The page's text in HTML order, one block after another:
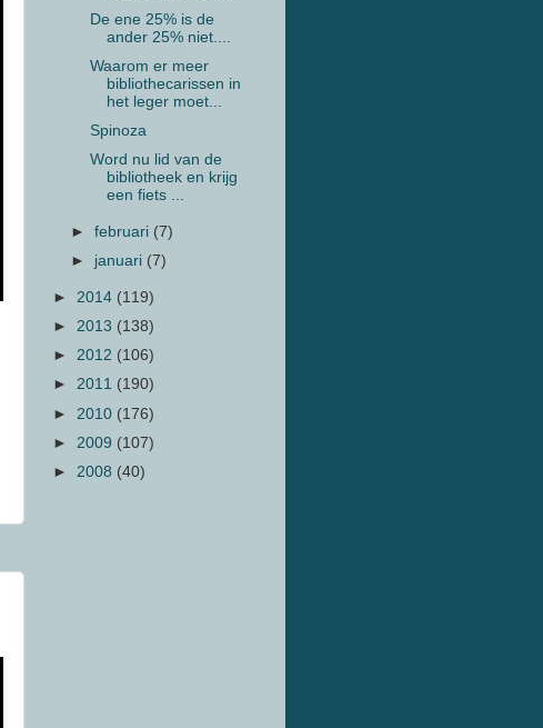
De ene 25% is de
ander 25% niet....
Waarom er meer
bibliothecarissen in
het leger moet...
Spinoza
Word nu lid van de
bibliotheek en krijg
een fiets ...
►februari (7)
► januari (7)
► 2014 (119)
► 2013 (138)
► 2012 (106)
► 2011 (190)
► 2010 (176)
► 2009 (107)
► 2008 (40)